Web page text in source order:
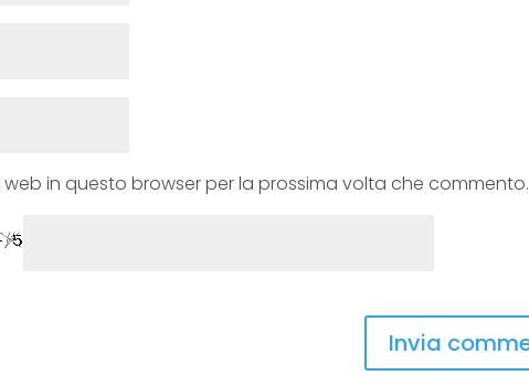
web in questo browser per la prossima volta che commento.